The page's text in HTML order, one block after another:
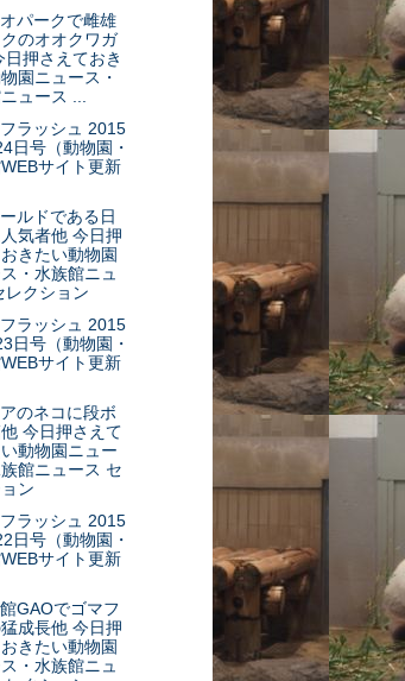
パークで雌雄
のオオクワガ
日押さえておき
園ニュース・
ュース ...
ラッシュ 2015
日号（動物園・
サイト更新
ルドである日
気者他 今日押
きたい動物園
・水族館ニュ
レクション
ラッシュ 2015
日号（動物園・
サイト更新
のネコに段ボ
今日押さえて
動物園ニュー
館ニュース セ
ン
ラッシュ 2015
日号（動物園・
サイト更新
GAOでゴマフ
成長他 今日押
きたい動物園
・水族館ニュ